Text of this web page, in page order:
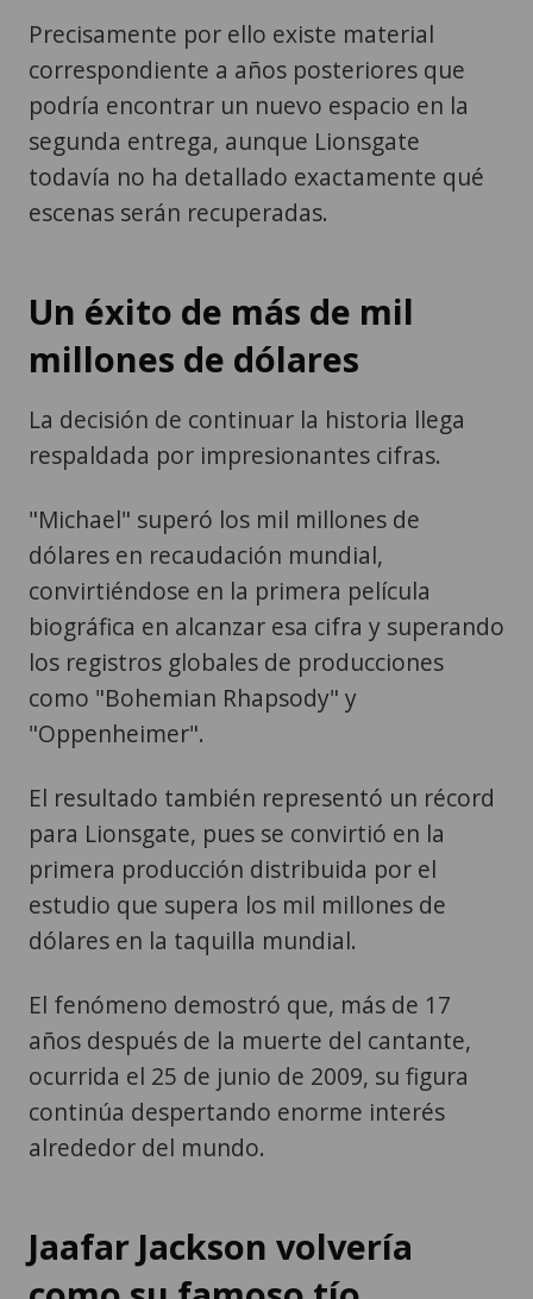
Precisamente por ello existe material
correspondiente a años posteriores que
podría encontrar un nuevo espacio en la
segunda entrega, aunque Lionsgate
todavía no ha detallado exactamente qué
escenas serán recuperadas.
Un éxito de más de mil
millones de dólares
La decisión de continuar la historia llega
respaldada por impresionantes cifras.
"Michael" superó los mil millones de
dólares en recaudación mundial,
convirtiéndose en la primera película
biográfica en alcanzar esa cifra y superando
los registros globales de producciones
como "Bohemian Rhapsody" y
"Oppenheimer".
El resultado también representó un récord
para Lionsgate, pues se convirtió en la
primera producción distribuida por el
estudio que supera los mil millones de
dólares en la taquilla mundial.
El fenómeno demostró que, más de 17
años después de la muerte del cantante,
ocurrida el 25 de junio de 2009, su figura
continúa despertando enorme interés
alrededor del mundo.
Jaafar Jackson volvería